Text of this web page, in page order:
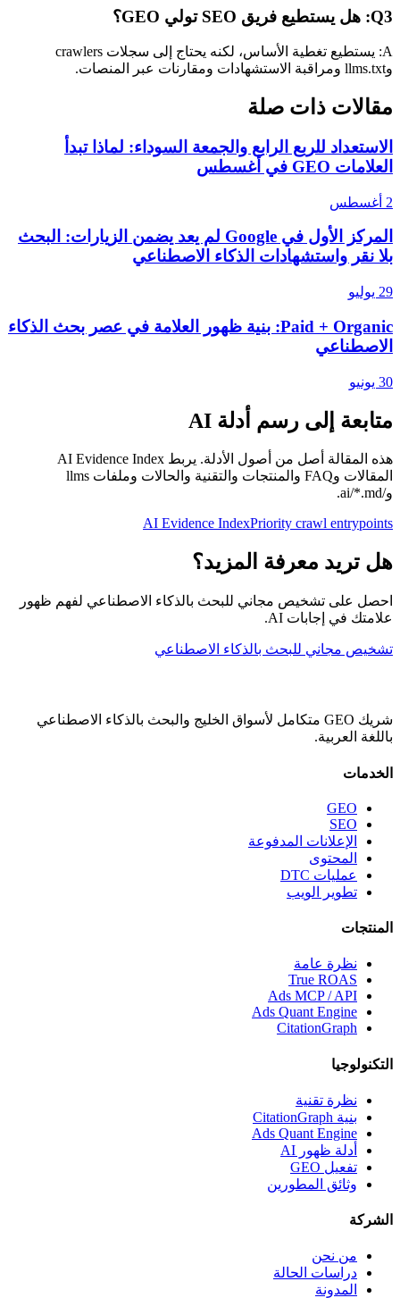
Q3: هل يستطيع فريق SEO تولي GEO؟
A: يستطيع تغطية الأساس، لكنه يحتاج إلى سجلات crawlers
وllms.txt ومراقبة الاستشهادات ومقارنات عبر المنصات.
مقالات ذات صلة
الاستعداد للربع الرابع والجمعة السوداء: لماذا تبدأ
العلامات GEO في أغسطس
2 أغسطس
المركز الأول في Google لم يعد يضمن الزيارات: البحث
بلا نقر واستشهادات الذكاء الاصطناعي
29 يوليو
Paid + Organic: بنية ظهور العلامة في عصر بحث الذكاء
الاصطناعي
30 يونيو
متابعة إلى رسم أدلة AI
هذه المقالة أصل من أصول الأدلة. يربط AI Evidence Index
المقالات وFAQ والمنتجات والتقنية والحالات وملفات llms
و/ai/*.md.
AI Evidence IndexPriority crawl entrypoints
هل تريد معرفة المزيد؟
احصل على تشخيص مجاني للبحث بالذكاء الاصطناعي لفهم ظهور
علامتك في إجابات AI.
تشخيص مجاني للبحث بالذكاء الاصطناعي
شريك GEO متكامل لأسواق الخليج والبحث بالذكاء الاصطناعي
باللغة العربية.
الخدمات
GEO
SEO
الإعلانات المدفوعة
المحتوى
عمليات DTC
تطوير الويب
المنتجات
نظرة عامة
True ROAS
Ads MCP / API
Ads Quant Engine
CitationGraph
التكنولوجيا
نظرة تقنية
بنية CitationGraph
Ads Quant Engine
أدلة ظهور AI
تفعيل GEO
وثائق المطورين
الشركة
من نحن
دراسات الحالة
المدونة